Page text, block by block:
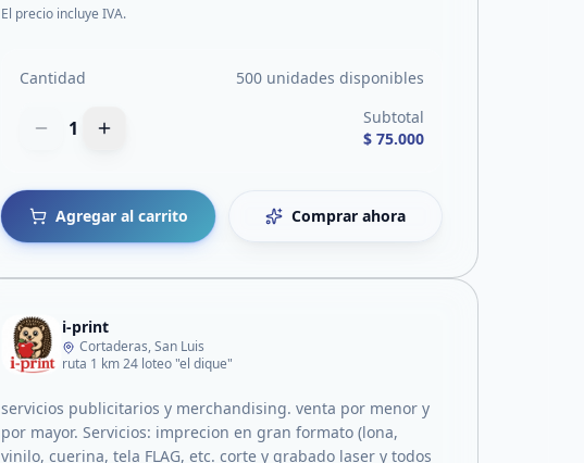
El precio incluye IVA.
Cantidad 500 unidades disponibles
1
Subtotal
$ 75.000
Agregar al carrito Comprar ahora
i-print
Cortaderas, San Luis
ruta 1 km 24 loteo "el dique"
servicios publicitarios y merchandising. venta por menor y
por mayor. Servicios: imprecion en gran formato (lona,
vinilo, cuerina, tela FLAG, etc. corte y grabado laser y todos